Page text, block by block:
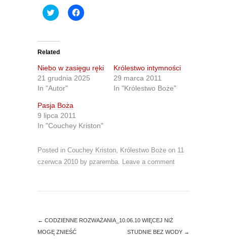
C
l
t
o
s
a
r
e
o
T
w
i
t
t
(
p
e
i
w
i
n
C
l
a
r
e
e
b
k
(
O
s
w
Related
Niebo w zasięgu ręki
21 grudnia 2025
In "Autor"
Królestwo intymności
29 marca 2011
In "Królestwo Boże"
Pasja Boża
9 lipca 2011
In "Couchey Kriston"
Posted in Couchey Kriston, Królestwo Boże on 11
czerwca 2010 by pzaremba. Leave a comment
← CODZIENNE ROZWAŻANIA_10.06.10 WIĘCEJ NIŻ
MOGĘ ZNIEŚĆ
STUDNIE BEZ WODY →